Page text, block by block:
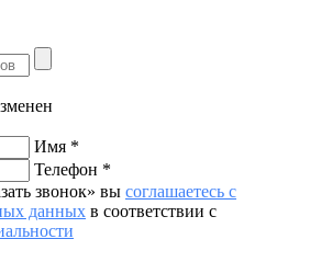
Имя *
Телефон *
звонок» вы соглашаетесь с
данных в соответствии с